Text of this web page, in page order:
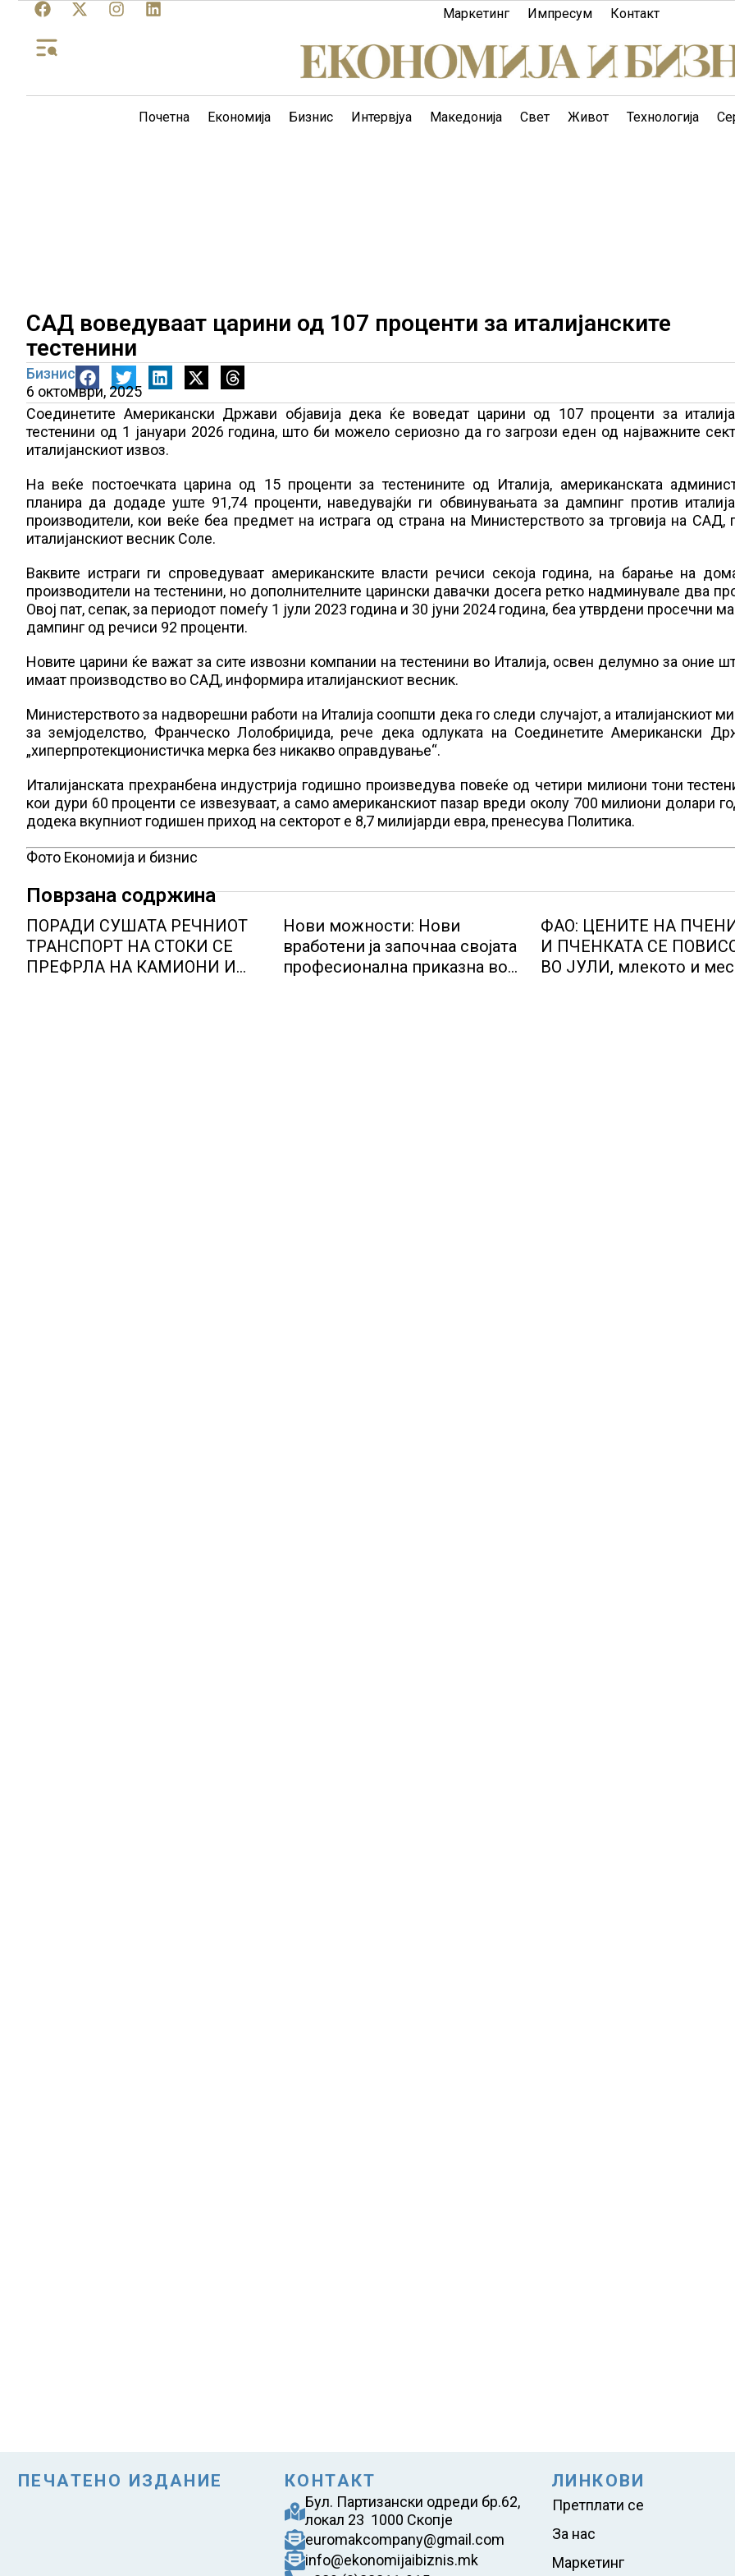
Маркетинг Импресум Контакт
Почетна Економија Бизнис Интервјуа Македонија Свет Живот Технологија
САД воведуваат царини од 107 проценти за италијанските
тестенини
Бизнис
6 октомври, 2025
Соединетите Американски Држави објавија дека ќе воведат царини од 107 проценти за
тестенини од 1 јануари 2026 година, што би можело сериозно да го загрози еден од најважните
италијанскиот извоз.
На веќе постоечката царина од 15 проценти за тестенините од Италија, американската
планира да додаде уште 91,74 проценти, наведувајќи ги обвинувањата за дампинг против
производители, кои веќе беа предмет на истрага од страна на Министерството за трговија на САД,
италијанскиот весник Соле.
Ваквите истраги ги спроведуваат американските власти речиси секоја година, на барање на
производители на тестенини, но дополнителните царински давачки досега ретко надминувале два
Овој пат, сепак, за периодот помеѓу 1 јули 2023 година и 30 јуни 2024 година, беа утврдени просечни
дампинг од речиси 92 проценти.
Новите царини ќе важат за сите извозни компании на тестенини во Италија, освен делумно за оние
имаат производство во САД, информира италијанскиот весник.
Министерството за надворешни работи на Италија соопшти дека го следи случајот, а италијанскиот
за земјоделство, Франческо Лолобриџида, рече дека одлуката на Соединетите Американски
„хиперпротекционистичка мерка без никакво оправдување“.
Италијанската прехранбена индустрија годишно произведува повеќе од четири милиони тони
кои дури 60 проценти се извезуваат, а само американскиот пазар вреди околу 700 милиони долари
додека вкупниот годишен приход на секторот е 8,7 милијарди евра, пренесува Политика.
Фото Економија и бизнис
Поврзана содржина
ПОРАДИ СУШАТА РЕЧНИОТ
ТРАНСПОРТ НА СТОКИ СЕ
ПРЕФРЛА НА КАМИОНИ И
Нови можности: Нови
вработени ја започнаа својата
професионална приказна во
ФАО: ЦЕНИТЕ НА
И ПЧЕНКАТА СЕ
ВО ЈУЛИ, млекото и
ПЕЧАТЕНО ИЗДАНИЕ КОНТАКТ
Бул. Партизански одреди бр.62,
локал 23 1000 Скопје
euromakcompany@gmail.com
info@ekonomijaibiznis.mk
ЛИНКОВИ
Претплати се
За нас
Маркетинг